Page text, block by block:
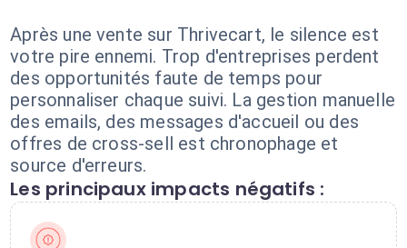
Après une vente sur Thrivecart, le silence est
votre pire ennemi. Trop d'entreprises perdent
des opportunités faute de temps pour
personnaliser chaque suivi. La gestion manuelle
des emails, des messages d'accueil ou des
offres de cross-sell est chronophage et
source d'erreurs.
Les principaux impacts négatifs :